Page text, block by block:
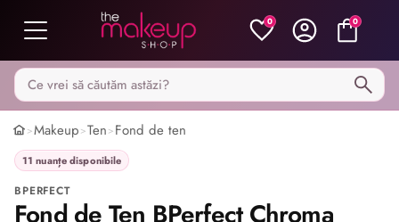
0 0
Caută pe MakeupShop
>Makeup>Ten>Fond de ten
11 nuanțe disponibile
BPERFECT
Fond de Ten BPerfect Chroma